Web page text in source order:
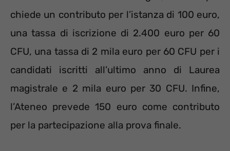
chiede un contributo per l’istanza di 100 euro,
una tassa di iscrizione di 2.400 euro per 60
CFU, una tassa di 2 mila euro per 60 CFU per i
candidati iscritti all’ultimo anno di Laurea
magistrale e 2 mila euro per 30 CFU. Infine,
l’Ateneo prevede 150 euro come contributo
per la partecipazione alla prova finale.